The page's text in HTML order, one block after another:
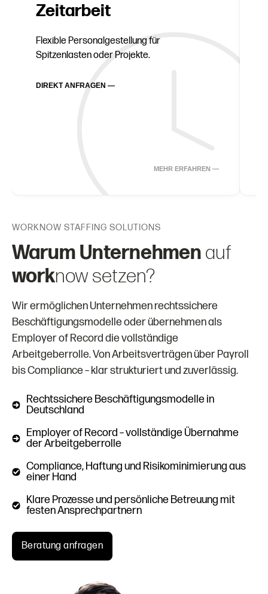
Zeitarbeit
Flexible Personalgestellung für
Spitzenlasten oder Projekte.
DIREKT ANFRAGEN —
MEHR ERFAHREN —
WORKNOW STAFFING SOLUTIONS
Warum Unternehmen auf
worknow setzen?
Wir ermöglichen Unternehmen rechtssichere
Beschäftigungsmodelle oder übernehmen als
Employer of Record die vollständige
Arbeitgeberrolle. Von Arbeitsverträgen über Payroll
bis Compliance – klar strukturiert und zuverlässig.
Rechtssichere Beschäftigungsmodelle in
Deutschland
Employer of Record – vollständige Übernahme
der Arbeitgeberrolle
Compliance, Haftung und Risikominimierung aus
einer Hand
Klare Prozesse und persönliche Betreuung mit
festen Ansprechpartnern
Beratung anfragen